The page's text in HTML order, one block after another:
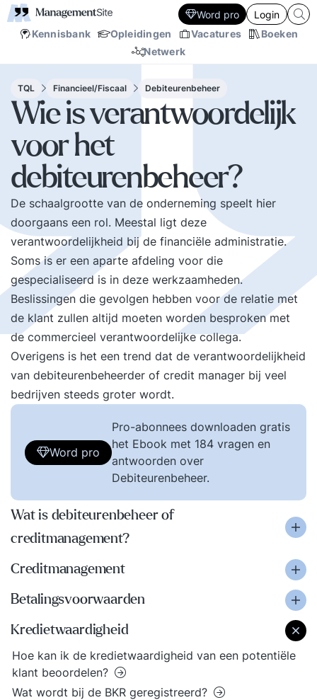
Kennisbank Opleidingen Vacatures
Boeken
Netwerk
Word pro Login
TQL Financieel/Fiscaal Debiteurenbeheer
Wie is verantwoordelijk
voor het
debiteurenbeheer?
De schaalgrootte van de onderneming speelt hier
doorgaans een rol. Meestal ligt deze
verantwoordelijkheid bij de financiële administratie.
Soms is er een aparte afdeling voor die
gespecialiseerd is in deze werkzaamheden.
Beslissingen die gevolgen hebben voor de relatie met
de klant zullen altijd moeten worden besproken met
de commercieel verantwoordelijke collega.
Overigens is het een trend dat de verantwoordelijkheid
van debiteurenbeheerder of credit manager bij veel
bedrijven steeds groter wordt.
Word pro
Pro-abonnees downloaden gratis
het Ebook met 184 vragen en
antwoorden over
Debiteurenbeheer.
Wat is debiteurenbeheer of
creditmanagement?
Creditmanagement
Betalingsvoorwaarden
Kredietwaardigheid
Hoe kan ik de kredietwaardigheid van een potentiële
klant beoordelen?
Wat wordt bij de BKR geregistreerd?